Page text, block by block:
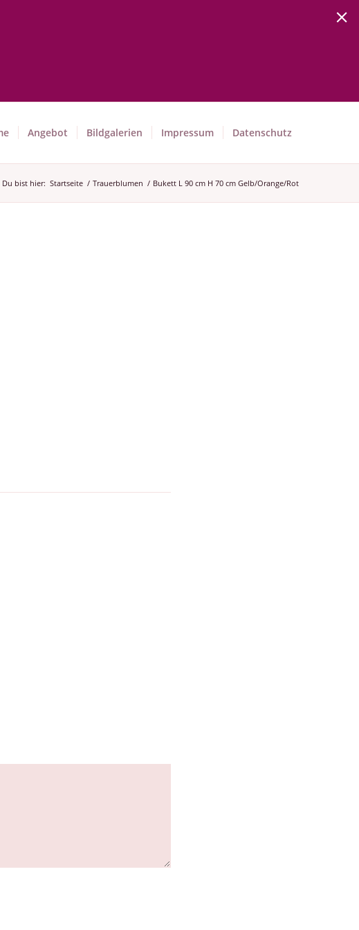
Angebot Bildgalerien Impressum Datenschutz
Du bist hier: Startseite / Trauerblumen / Bukett L 90 cm H 70 cm Gelb/Orange/Rot